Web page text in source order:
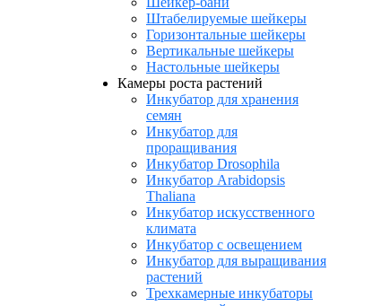
Штабелируемые шейкеры
Горизонтальные шейкеры
Вертикальные шейкеры
Настольные шейкеры
Камеры роста растений
Инкубатор для хранения
семян
Инкубатор для
проращивания
Инкубатор Drosophila
Инкубатор Arabidopsis
Thaliana
Инкубатор искусственного
климата
Инкубатор с освещением
Инкубатор для выращивания
растений
Трехкамерные инкубаторы